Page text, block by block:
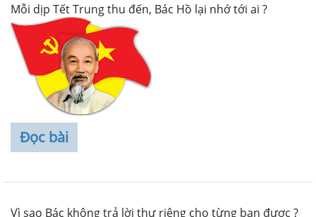
Mỗi dịp Tết Trung thu đến, Bác Hồ lại nhớ tới ai ?
Đọc bài
Vì sao Bác không trả lời thư riêng cho từng bạn được ?